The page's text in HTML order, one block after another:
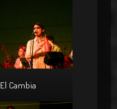
El Cambia